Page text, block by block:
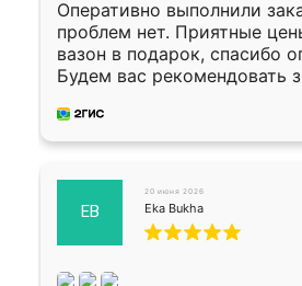
Оперативно выполнили
проблем нет. Приятные
вазон в подарок, спасибо
Будем вас рекомендовать
EB
20 июня 2026
Eka Bukha